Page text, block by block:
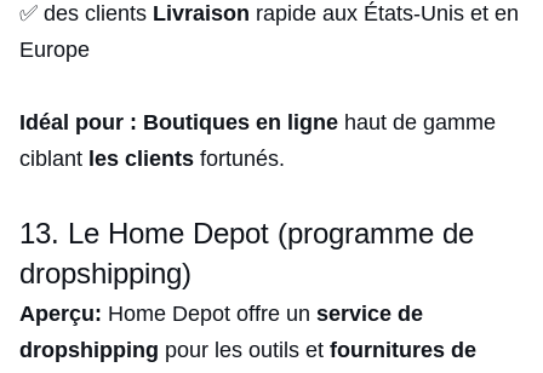
✅ des clients Livraison rapide aux États-Unis et en
Europe
Idéal pour : Boutiques en ligne haut de gamme
ciblant les clients fortunés.
13. Le Home Depot (programme de
dropshipping)
Aperçu: Home Depot offre un service de
dropshipping pour les outils et fournitures de